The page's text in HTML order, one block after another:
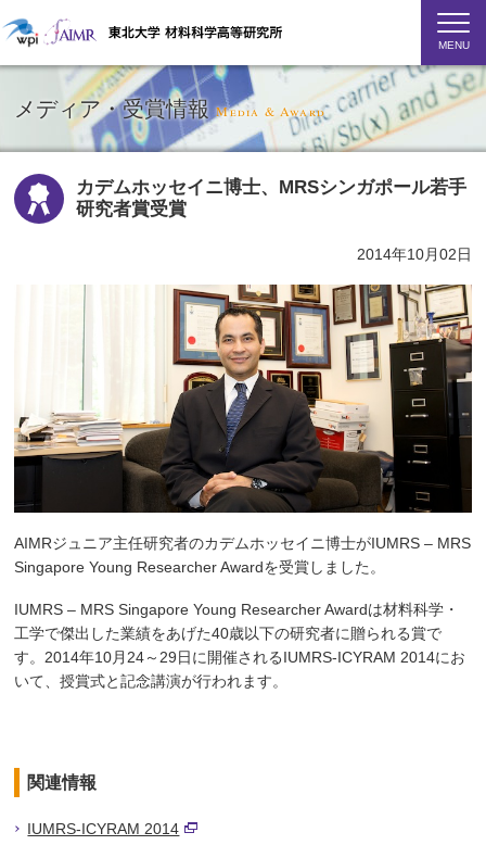
MENU
メディア・受賞情報Media & Award
カデムホッセイニ博士、MRSシンガポール若手
研究者賞受賞
2014年10月02日
AIMRジュニア主任研究者のカデムホッセイニ博士がIUMRS – MRS
Singapore Young Researcher Awardを受賞しました。
IUMRS – MRS Singapore Young Researcher Awardは材料科学・
工学で傑出した業績をあげた40歳以下の研究者に贈られる賞で
す。2014年10月24～29日に開催されるIUMRS-ICYRAM 2014にお
いて、授賞式と記念講演が行われます。
関連情報
IUMRS-ICYRAM 2014